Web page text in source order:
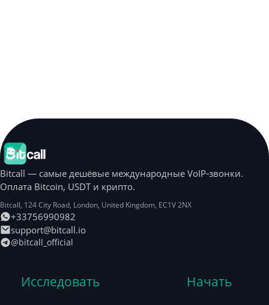
Bitcall — самые дешёвые международные VoIP‑звонки.
Оплата Bitcoin, USDT и крипто.
Bitcall, 124 City Road, London, United Kingdom, EC1V 2NX
+33756990982
support@bitcall.io
@bitcall_official
Исследовать Начать